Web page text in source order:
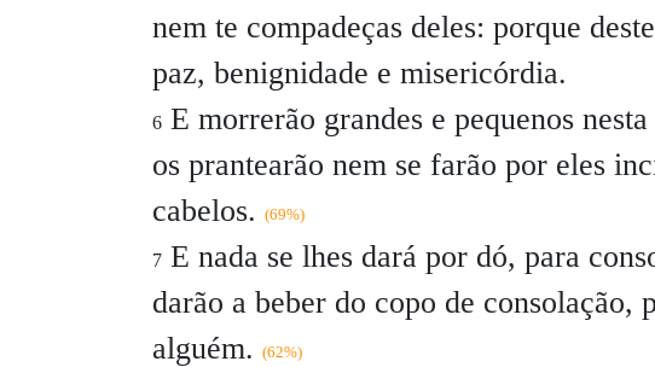
nem te compadeças deles: porque
paz, benignidade e misericórdia.
6 E morrerão grandes e pequenos
os prantearão nem se farão por eles
cabelos. (69%)
7 E nada se lhes dará por dó, para
darão a beber do copo de consolação,
alguém. (62%)